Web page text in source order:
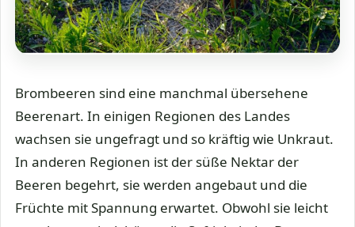
Brombeeren sind eine manchmal übersehene
Beerenart. In einigen Regionen des Landes
wachsen sie ungefragt und so kräftig wie Unkraut.
In anderen Regionen ist der süße Nektar der
Beeren begehrt, sie werden angebaut und die
Früchte mit Spannung erwartet. Obwohl sie leicht